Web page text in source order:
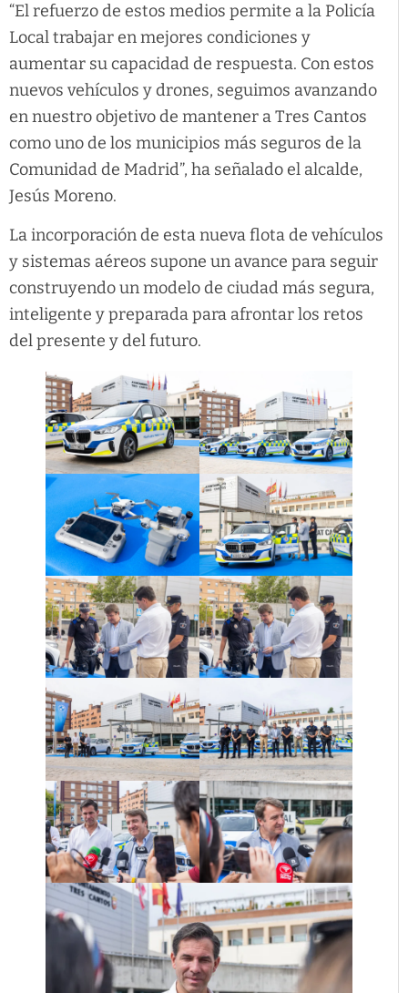
“El refuerzo de estos medios permite a la Policía
Local trabajar en mejores condiciones y
aumentar su capacidad de respuesta. Con estos
nuevos vehículos y drones, seguimos avanzando
en nuestro objetivo de mantener a Tres Cantos
como uno de los municipios más seguros de la
Comunidad de Madrid”, ha señalado el alcalde,
Jesús Moreno.
La incorporación de esta nueva flota de vehículos
y sistemas aéreos supone un avance para seguir
construyendo un modelo de ciudad más segura,
inteligente y preparada para afrontar los retos
del presente y del futuro.